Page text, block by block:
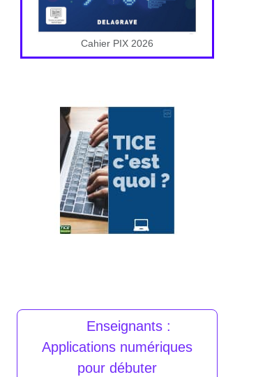
Cahier PIX 2026
Enseignants :
Applications numériques
pour débuter